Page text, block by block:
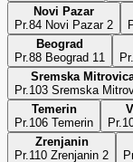
Novi Pazar
Pr.84 Novi Pazar 2
Beograd
Pr.88 Beograd 11
Sremska
Pr.103 Sremska
Temerin
Pr.106 Temerin
Zrenjanin
Pr.110 Zrenjanin 2